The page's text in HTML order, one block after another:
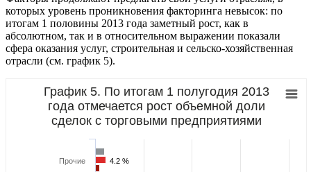
которых уровень проникновения факторинга невысок: по
итогам 1 половины 2013 года заметный рост, как в
абсолютном, так и в относительном выражении показали
сфера оказания услуг, строительная и сельско-хозяйственная
отрасли (см. график 5).
График 5. По итогам 1 полугодия 2013
года отмечается рост объемной доли
сделок с торговыми предприятиями
4.2 %
4.2 %
Прочие